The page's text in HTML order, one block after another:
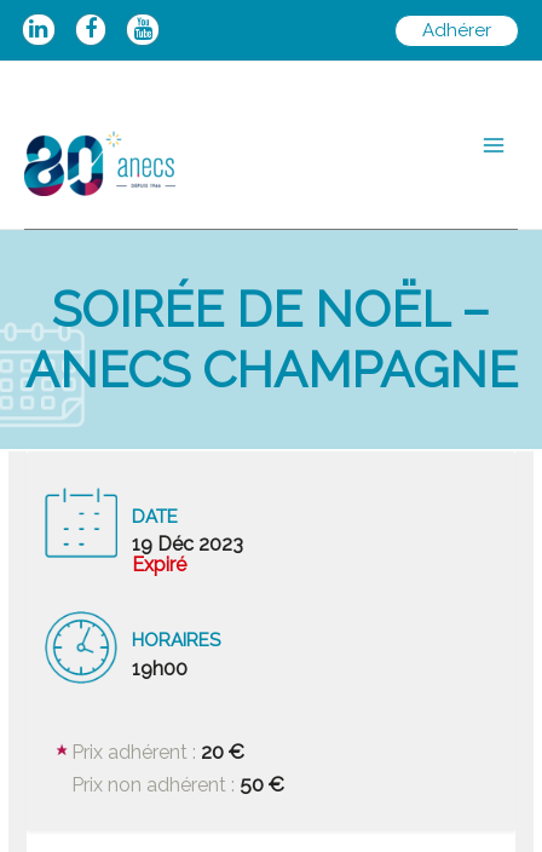
Aller
Adhérer
SOIRÉE DE NOËL –
ANECS CHAMPAGNE
DATE
19 Déc 2023
Expiré
HORAIRES
19h00
Prix adhérent : 20 €
Prix non adhérent : 50 €